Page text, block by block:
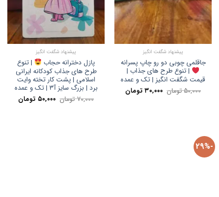
پیشنهاد شگفت انگیز
جاقلمی چوبی دو رو چاپ پسرانه
| تنوع طرح های جذاب |
قیمت شگفت انگیز | تک و عمده
۵۰,۰۰۰تومان قیمت
اصلی:
۳۰,۰۰۰ تومان
پیشنهاد شگفت انگیز
پازل دخترانه حجاب
| تنوع
طرح های جذاب کودکانه ایرانی
اسلامی | پشت کار تخته وایت
برد | بزرگ سایز آ۳ | تک و عمده
۷۰,۰۰۰تومان قیمت
اصلی:
۵۰,۰۰۰ تومان
-29%